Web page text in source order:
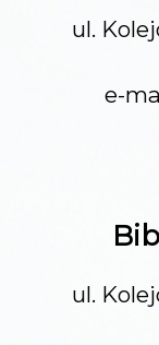
ul.
e-
ul.